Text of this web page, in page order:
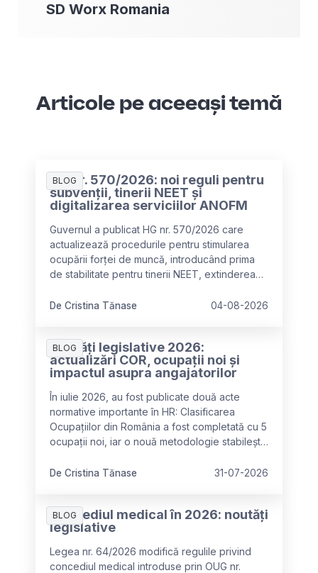
SD Worx Romania
Articole pe aceeași temă
BLOG
HG nr. 570/2026: noi reguli pentru
subvenții, tinerii NEET și
digitalizarea serviciilor ANOFM
Guvernul a publicat HG nr. 570/2026 care
actualizează procedurile pentru stimularea
ocupării forței de muncă, introducând prima
de stabilitate pentru tinerii NEET, extinderea
digitalizarea serviciilor ANOFM.
De Cristina Tănase 04-08-2026
BLOG
Noutăți legislative 2026:
actualizări COR, ocupații noi și
impactul asupra angajatorilor
În iulie 2026, au fost publicate două acte
normative importante în HR: Clasificarea
Ocupațiilor din România a fost completată cu 5
ocupații noi, iar o nouă metodologie stabilește
deficitare în vederea recrutării lucrătorilor
oportunități pentru planificarea forței de
muncă.
De Cristina Tănase 31-07-2026
BLOG
Concediul medical în 2026: noutăți
legislative
Legea nr. 64/2026 modifică regulile privind
concediul medical introduse prin OUG nr.